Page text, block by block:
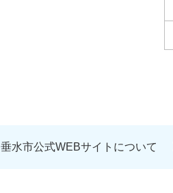
垂水市公式WEBサイトについて